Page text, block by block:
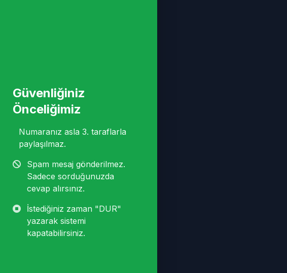
Güvenliğiniz
Önceliğimiz
Numaranız asla 3. taraflarla
paylaşılmaz.
Spam mesaj gönderilmez.
Sadece sorduğunuzda
cevap alırsınız.
İstediğiniz zaman "DUR"
yazarak sistemi
kapatabilirsiniz.